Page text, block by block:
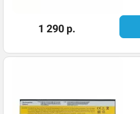
1 290 р.